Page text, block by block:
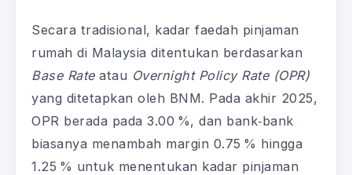
Secara tradisional, kadar faedah pinjaman
rumah di Malaysia ditentukan berdasarkan
Base Rateatau Overnight Policy Rate (OPR)
yang ditetapkan oleh BNM. Pada akhir 2025,
OPR berada pada 3.00 %, dan bank‑bank
biasanya menambah margin 0.75 % hingga
1.25 % untuk menentukan kadar pinjaman